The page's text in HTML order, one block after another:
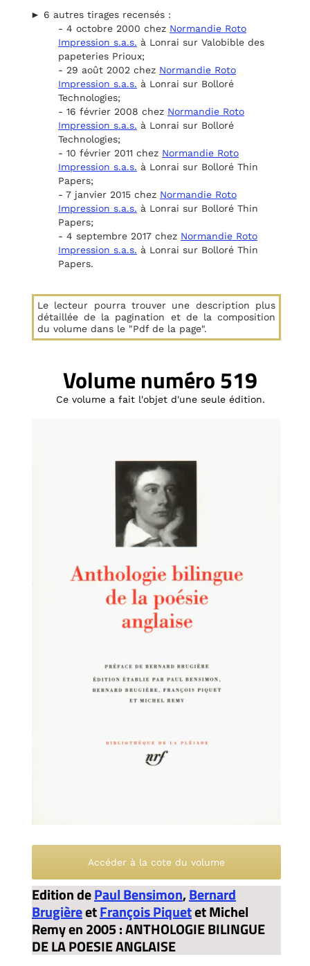
► 6 autres tirages recensés :
- 4 octobre 2000 chez Normandie Roto
Impression s.a.s. à Lonrai sur Valobible des
papeteries Prioux;
- 29 août 2002 chez Normandie Roto
Impression s.a.s. à Lonrai sur Bolloré
Technologies;
- 16 février 2008 chez Normandie Roto
Impression s.a.s. à Lonrai sur Bolloré
Technologies;
- 10 février 2011 chez Normandie Roto
Impression s.a.s. à Lonrai sur Bolloré Thin
Papers;
- 7 janvier 2015 chez Normandie Roto
Impression s.a.s. à Lonrai sur Bolloré Thin
Papers;
- 4 septembre 2017 chez Normandie Roto
Impression s.a.s. à Lonrai sur Bolloré Thin
Papers.
Volume numéro 519
Ce volume a fait l'objet d'une seule édition.
Edition dePaul Bensimon,Bernard
BrugièreetFrançois Piquetet Michel
Remy en 2005 : ANTHOLOGIE BILINGUE
DE LA POESIE ANGLAISE
Accéder à la cote du volume
Le lecteur pourra trouver une description plus
détaillée de la pagination et de la composition
du volume dans le "Pdf de la page".